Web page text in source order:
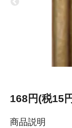
168円(税15
商品説明